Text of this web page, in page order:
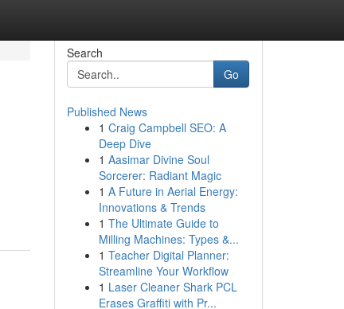
Search
Go
Published News
1 Craig Campbell SEO: A
Deep Dive
1 Aasimar Divine Soul
Sorcerer: Radiant Magic
1 A Future in Aerial Energy:
Innovations & Trends
1 The Ultimate Guide to
Milling Machines: Types &...
1 Teacher Digital Planner:
Streamline Your Workflow
1 Laser Cleaner Shark PCL
Erases Graffiti with Pr...